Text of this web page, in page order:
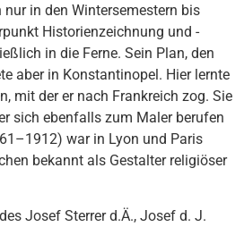
nur in den Wintersemestern bis
Historienzeichnung und -
in die Ferne. Sein Plan, den
aber in Konstantinopel. Hier lernte
mit der er nach Frankreich zog. Sie
sich ebenfalls zum Maler berufen
war in Lyon und Paris
bekannt als Gestalter religiöser
Josef Sterrer d.Ä., Josef d. J.